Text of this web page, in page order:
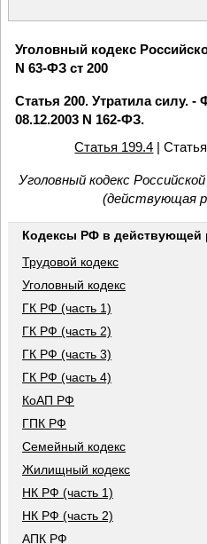
Уголовный кодекс
N 63-ФЗ ст 200
Статья 200. Утратила силу.
08.12.2003 N 162-ФЗ.
Статья 199.4 |
Уголовный кодекс
(действующая
Кодексы РФ в действующей
Трудовой кодекс
Уголовный кодекс
ГК РФ (часть 1)
ГК РФ (часть 2)
ГК РФ (часть 3)
ГК РФ (часть 4)
КоАП РФ
ГПК РФ
Семейный кодекс
Жилищный кодекс
НК РФ (часть 1)
НК РФ (часть 2)
АПК РФ